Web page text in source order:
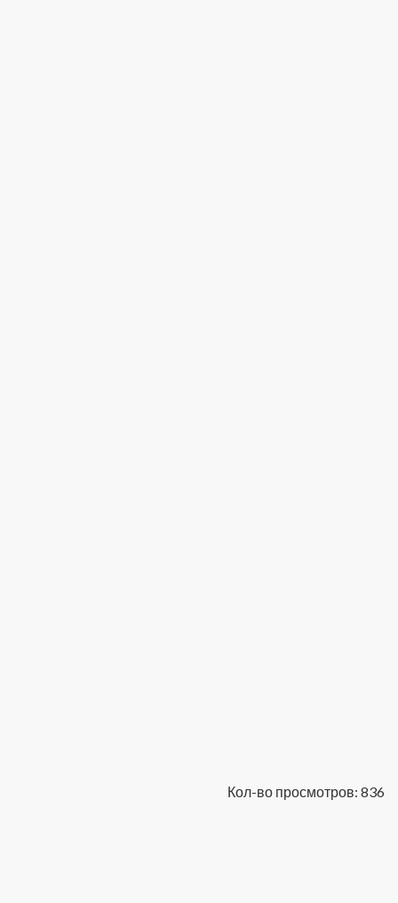
Кол-во просмотров: 836